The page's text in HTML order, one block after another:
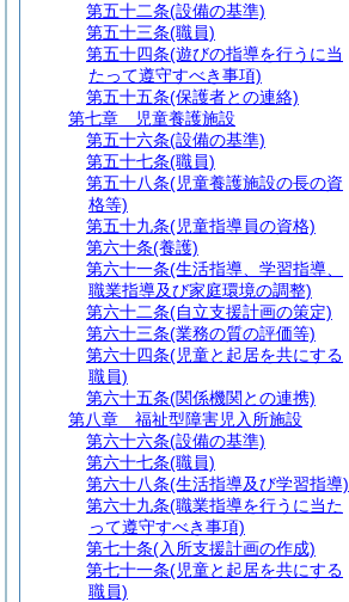
第五十二条(設備の基準)
第五十三条(職員)
第五十四条(遊びの指導を行うに当
たって遵守すべき事項)
第五十五条(保護者との連絡)
第七章
児童養護施設
第五十六条(設備の基準)
第五十七条(職員)
第五十八条(児童養護施設の長の資
格等)
第五十九条(児童指導員の資格)
第六十条(養護)
第六十一条(生活指導、学習指導、
職業指導及び家庭環境の調整)
第六十二条(自立支援計画の策定)
第六十三条(業務の質の評価等)
第六十四条(児童と起居を共にする
職員)
第六十五条(関係機関との連携)
第八章
福祉型障害児入所施設
第六十六条(設備の基準)
第六十七条(職員)
第六十八条(生活指導及び学習指導)
第六十九条(職業指導を行うに当た
って遵守すべき事項)
第七十条(入所支援計画の作成)
第七十一条(児童と起居を共にする
職員)